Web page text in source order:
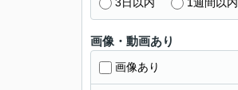
画像・動画あり
画像あり